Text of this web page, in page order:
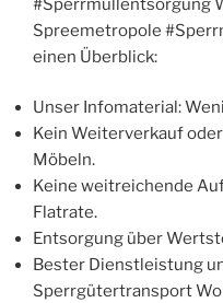
Spreemetropole
einen Überblick:
Unser Infomaterial:
Kein Weiterverkauf
Möbeln.
Keine weitreichende
Flatrate.
Entsorgung über
Bester Dienstleistung
Sperrgütertransport